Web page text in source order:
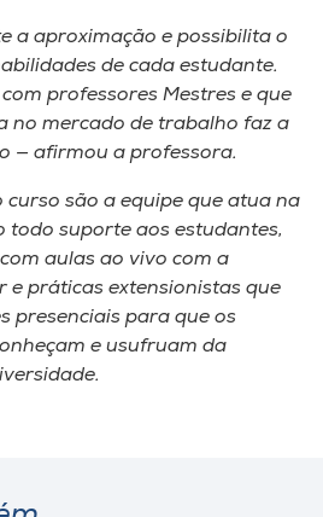
a aproximação e possibilita o
de cada estudante.
professores Mestres e que
no mercado de trabalho faz a
— afirmou a professora.
são a equipe que atua na
todo suporte aos estudantes,
aulas ao vivo com a
e práticas extensionistas que
presenciais para que os
e usufruam da